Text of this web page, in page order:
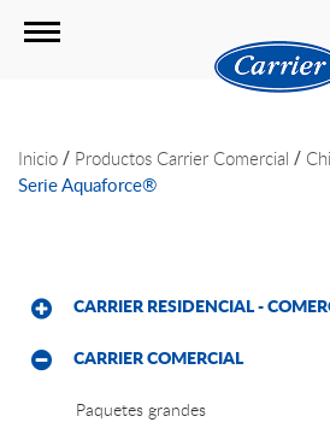
Inicio / Productos Carrier Comercial /
Serie Aquaforce®
CARRIER RESIDENCIAL -
CARRIER COMERCIAL
Paquetes grandes